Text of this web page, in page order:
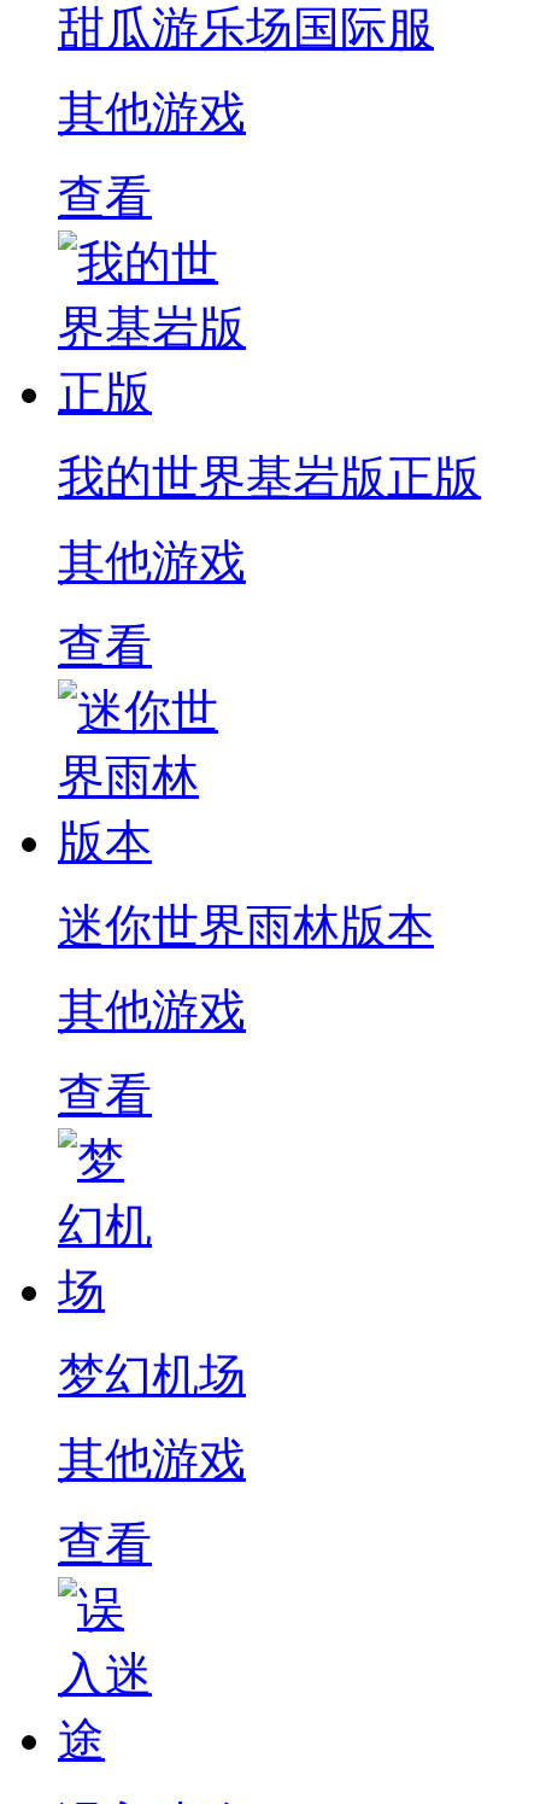
甜瓜游乐场国际服
其他游戏
查看
我的世界基岩版正版
其他游戏
查看
迷你世界雨林版本
其他游戏
查看
梦幻机场
其他游戏
查看